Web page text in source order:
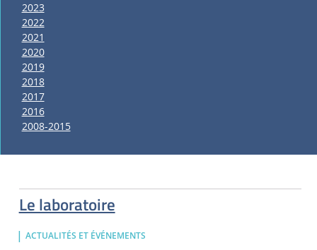
Le laboratoire
ACTUALITÉS ET ÉVÉNEMENTS
2023
2022
2021
2020
2019
2018
2017
2016
2008-2015